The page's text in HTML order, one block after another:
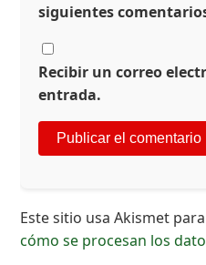
siguientes
Recibir un correo
entrada.
Este sitio usa Akismet
cómo se procesan los